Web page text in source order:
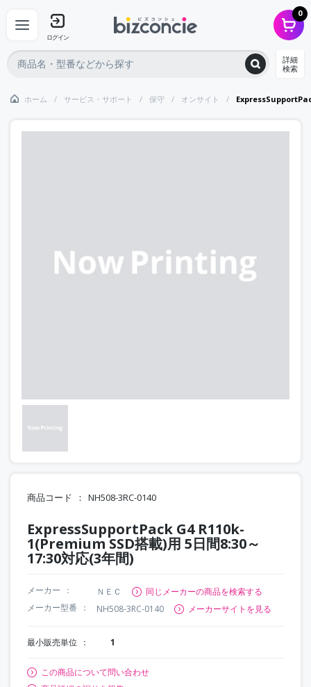
ログイン
0
詳細
検索
ホーム サービス・サポート 保守 オンサイト
商品コード NH508-3RC-0140
ExpressSupportPack G4 R110k-
1(Premium SSD搭載)用 5日間8:30～
17:30対応(3年間)
メーカー ＮＥＣ
同じメーカーの商品を検索する
メーカー型番
NH508-3RC-0140 メーカーサイトを見る
最小販売単位 1
この商品について問い合わせ